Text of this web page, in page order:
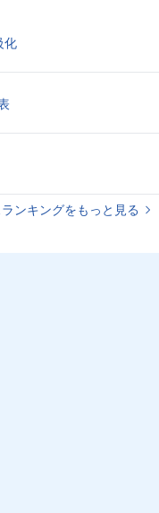
化
ンキングをもっと見る